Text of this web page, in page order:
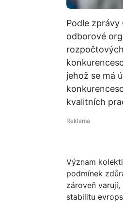
Podle zprávy
odborové
jehož se má
kvalitních
Význam
podmínek
zároveň
stabilitu